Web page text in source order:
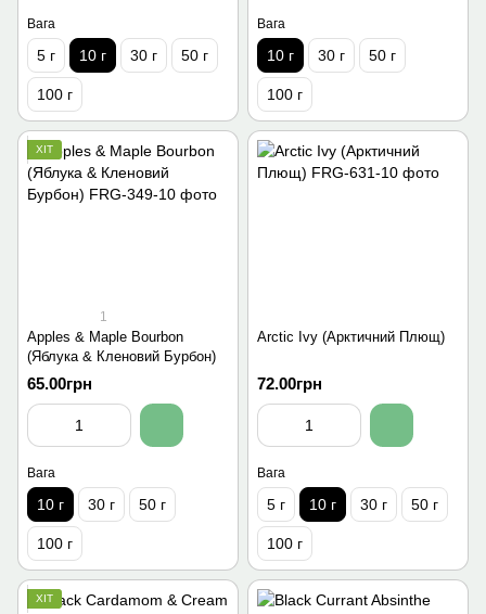
Вага
5 г 10 г 30 г 50 г
100 г
Вага
10 г 30 г 50 г
100 г
ХІТ
1
Apples & Maple Bourbon
(Яблука & Кленовий Бурбон)
65.00грн
Вага
10 г 30 г 50 г
100 г
Arctic Ivy (Арктичний Плющ)
72.00грн
Вага
5 г 10 г 30 г 50 г
100 г
ХІТ